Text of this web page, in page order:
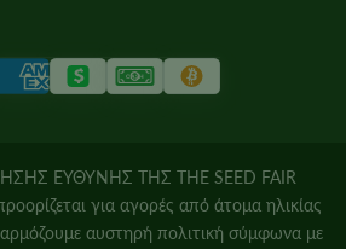
ΕΥΘΥΝΗΣ ΤΗΣ THE SEED FAIR
για αγορές από άτομα ηλικίας
αυστηρή πολιτική σύμφωνα με